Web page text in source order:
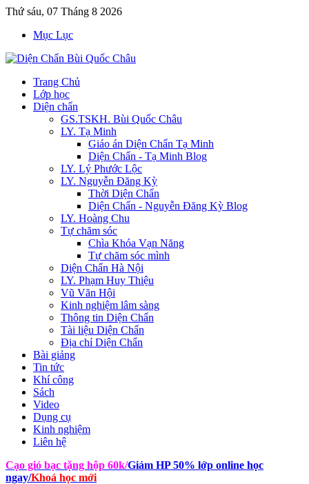
Thứ sáu, 07 Tháng 8 2026
Mục Lục
Trang Chủ
Lớp học
Diện chẩn
GS.TSKH. Bùi Quốc Châu
LY. Tạ Minh
Giáo án Diện Chẩn Tạ Minh
Diện Chẩn - Tạ Minh Blog
LY. Lý Phước Lộc
LY. Nguyễn Đăng Kỳ
Thời Diện Chẩn
Diện Chẩn - Nguyễn Đăng Kỳ Blog
LY. Hoàng Chu
Tự chăm sóc
Chìa Khóa Vạn Năng
Tự chăm sóc mình
Diện Chẩn Hà Nội
LY. Phạm Huy Thiệu
Vũ Văn Hội
Kinh nghiệm lâm sàng
Thông tin Diện Chẩn
Tài liệu Diện Chẩn
Địa chỉ Diện Chẩn
Bài giảng
Tin tức
Khí công
Sách
Video
Dụng cụ
Kinh nghiệm
Liên hệ
Cạo gió bạc tặng hộp 60k/Giảm HP 50% lớp online học
ngay/Khoá học mới